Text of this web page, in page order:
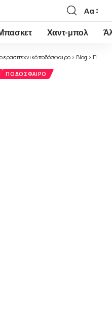
Font
Resizer
Αα
Χαντ-μπολ
ποδόσφαιρο > Blog > Ποδόσφαιρο
ΠΟΔΌΣΦΑΙΡΟ